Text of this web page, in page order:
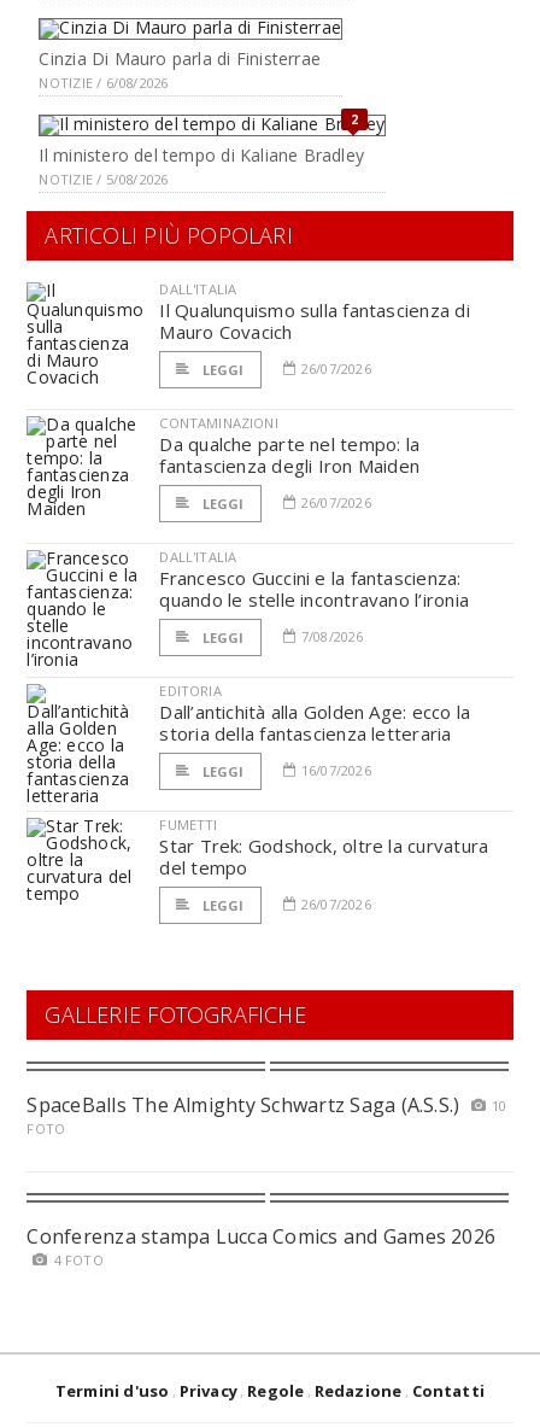
Cinzia Di Mauro parla di Finisterrae
NOTIZIE / 6/08/2026
2
Il ministero del tempo di Kaliane Bradley
NOTIZIE / 5/08/2026
ARTICOLI PIÙ POPOLARI
DALL'ITALIA
Il Qualunquismo sulla fantascienza di
Mauro Covacich
LEGGI 26/07/2026
CONTAMINAZIONI
Da qualche parte nel tempo: la
fantascienza degli Iron Maiden
LEGGI 26/07/2026
DALL'ITALIA
Francesco Guccini e la fantascienza:
quando le stelle incontravano l’ironia
LEGGI 7/08/2026
EDITORIA
Dall’antichità alla Golden Age: ecco la
storia della fantascienza letteraria
LEGGI 16/07/2026
FUMETTI
Star Trek: Godshock, oltre la curvatura
del tempo
LEGGI 26/07/2026
GALLERIE FOTOGRAFICHE
SpaceBalls The Almighty Schwartz Saga (A.S.S.)
10
FOTO
Conferenza stampa Lucca Comics and Games 2026
4 FOTO
Termini d'uso Privacy Regole Redazione Contatti